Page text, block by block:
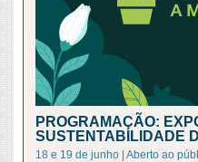
PROGRAMAÇÃO:
SUSTENTABILIDADE
18 e 19 de junho | Aberto ao